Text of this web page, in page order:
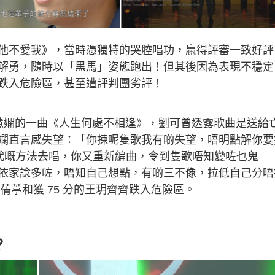
不愛我》，當時憑獨特的哭腔唱功，贏得評審一致好
勇，隨時以「黑馬」姿態跑出！但其後因為表現不穩
入危險區，甚至遭評判團劣評！
的一曲《人生何處不相逢》，劉可曾透露歌曲是送給
直言感失望：「你揀呢隻歌我有啲失望，唔明點解你
方法去唱，你又重新編曲，令到隻歌唔知變咗乜鬼
家諗多咗，唔知自己想點，有啲三不像，拉低自己分
葶和獲 75 分的王玥齊齊跌入危險區。